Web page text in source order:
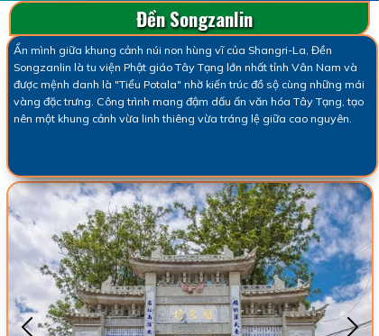
Đền Songzanlin
Ẩn mình giữa khung cảnh núi non hùng vĩ của Shangri-La, Đền
Songzanlin là tu viện Phật giáo Tây Tạng lớn nhất tỉnh Vân Nam và
được mệnh danh là "Tiểu Potala" nhờ kiến trúc đồ sộ cùng những mái
vàng đặc trưng. Công trình mang đậm dấu ấn văn hóa Tây Tạng, tạo
nên một khung cảnh vừa linh thiêng vừa tráng lệ giữa cao nguyên.